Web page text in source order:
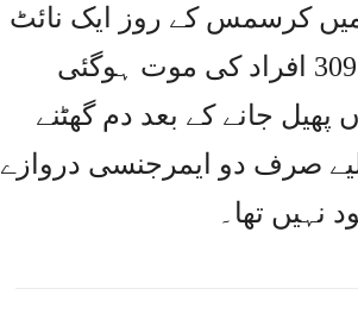
میں سے ایک لیویانگ شہر میں سن 2000میں کرسمس کے روز ایک نائٹ
کلب میں پیش آیا تھا۔ اس کلب میں آگ لگنے سے 309 افراد کی موت ہوگئی
جانے کے بعد دم گھٹنے
صرف دو ایمرجنسی دروازے
نہیں تھا۔